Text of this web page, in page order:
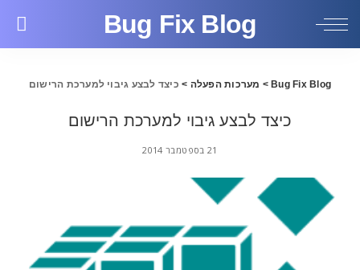
Bug Fix Blog
Bug Fix Blog
> מערכות הפעלה > כיצד לבצע גיבוי למערכת הרישום
כיצד לבצע גיבוי למערכת הרישום
21 בספטמבר 2014